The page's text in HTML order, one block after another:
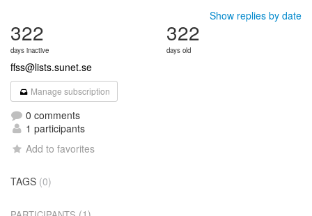
Show replies by date
322
days inactive
322
days old
ffss@lists.sunet.se
Manage subscription
0 comments
1 participants
Add to favorites
TAGS (0)